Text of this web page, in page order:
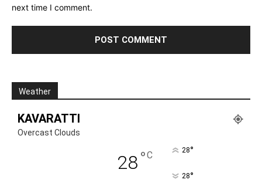
next time I comment.
Weather
KAVARATTI
Overcast Clouds
28°C 28°
28°